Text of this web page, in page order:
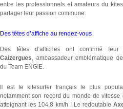
entre les professionnels et amateurs du
partager leur passion commune.
Des têtes d’affiche au rendez-vous
Des têtes d’affiches ont confirmé
Caizergues, ambassadeur emblématique
du Team ENGIE.
Il est le kitesurfer français le plus
notamment son record du monde de
atteignant les 104,8 km/h ! Le redoutable